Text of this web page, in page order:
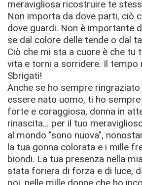
meravigliosa ricostruire te
Non importa da dove parti, ciò
dove guardi. Non è importante
se dal colore delle tende o dal
Ciò che mi sta a cuore è che tu
vita e torni a sorridere. Il tempo
Sbrigati!
Anche se ho sempre
essere nato uomo, ti ho
forte e coraggiosa, donna in
rinascita... per il tuo
al mondo "sono nuova",
la tua gonna colorata e i mille
biondi. La tua presenza nella
stata foriera di forza e di luce,
poi, nelle mille donne che ho